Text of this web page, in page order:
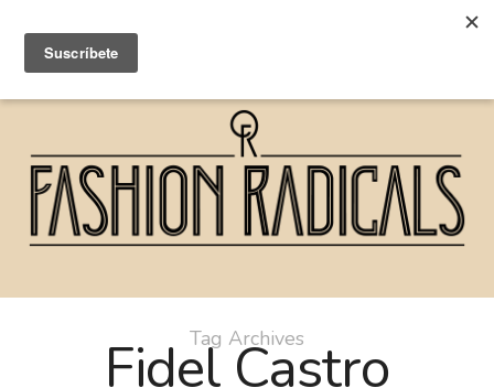
Tag Archives
Fidel Castro